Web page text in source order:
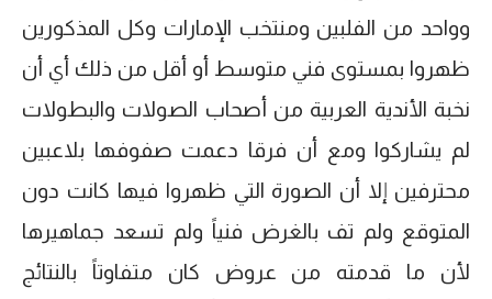
وواحد من الفلبين ومنتخب الإمارات وكل المذكورين
ظهروا بمستوى فني متوسط أو أقل من ذلك أي أن
نخبة الأندية العربية من أصحاب الصولات والبطولات
لم يشاركوا ومع أن فرقا دعمت صفوفها بلاعبين
محترفين إلا أن الصورة التي ظهروا فيها كانت دون
المتوقع ولم تف بالغرض فنياً ولم تسعد جماهيرها
لأن ما قدمته من عروض كان متفاوتاً بالنتائج